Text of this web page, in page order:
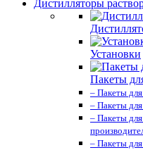
Дистилляторы
Установки
Пакеты
– Пакеты
– Пакеты
– Пакеты
– Пакеты